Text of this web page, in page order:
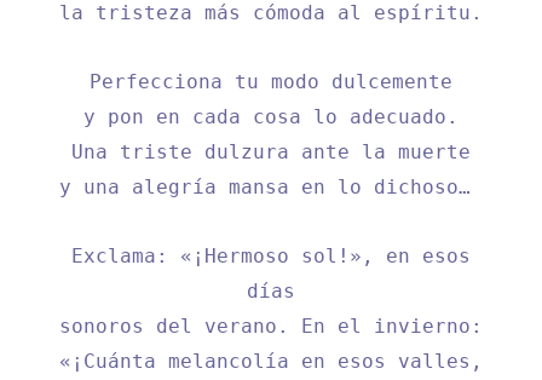
la tristeza más cómoda al espíritu.
Perfecciona tu modo dulcemente
y pon en cada cosa lo adecuado.
Una triste dulzura ante la muerte
y una alegría mansa en lo dichoso…
Exclama: «¡Hermoso sol!», en esos
días
sonoros del verano. En el invierno:
«¡Cuánta melancolía en esos valles,